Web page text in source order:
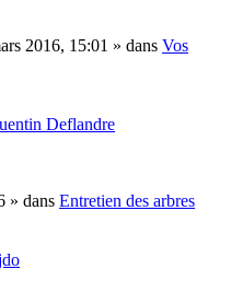
2016, 15:01 » dans Vos
Deflandre
» dans Entretien des arbres